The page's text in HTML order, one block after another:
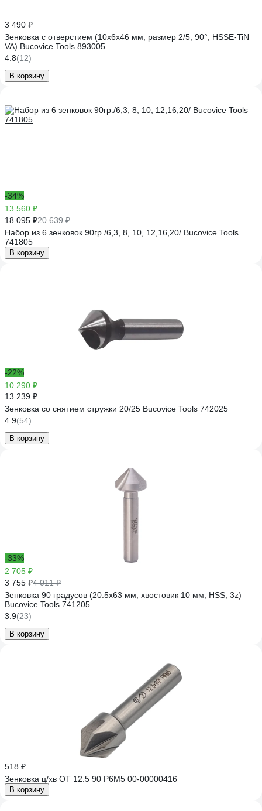
3 490 ₽
Зенковка с отверстием (10х6х46 мм; размер 2/5; 90°; HSSE-TiN
VA) Bucovice Tools 893005
4.8(12)
В корзину
-34%
13 560 ₽
18 095 ₽20 639 ₽
Набор из 6 зенковок 90гр./6,3, 8, 10, 12,16,20/ Bucovice Tools
741805
В корзину
-22%
10 290 ₽
13 239 ₽
Зенковка со снятием стружки 20/25 Bucovice Tools 742025
4.9(54)
В корзину
-33%
2 705 ₽
3 755 ₽4 011 ₽
Зенковка 90 градусов (20.5х63 мм; хвостовик 10 мм; HSS; 3z)
Bucovice Tools 741205
3.9(23)
В корзину
518 ₽
Зенковка ц/хв ОТ 12.5 90 Р6М5 00-00000416
В корзину